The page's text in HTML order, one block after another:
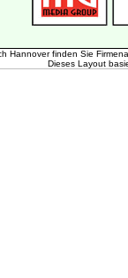
Hannover finden Sie
Dieses Layout